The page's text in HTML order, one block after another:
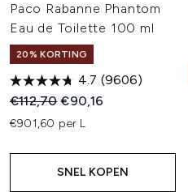
Paco Rabanne Phantom
Eau de Toilette 100 ml
20% KORTING
4.7 (9606)
Recommended Retail Price:
€112,70Huidige prijs:
€90,16
€901,60 per L
SNEL KOPEN